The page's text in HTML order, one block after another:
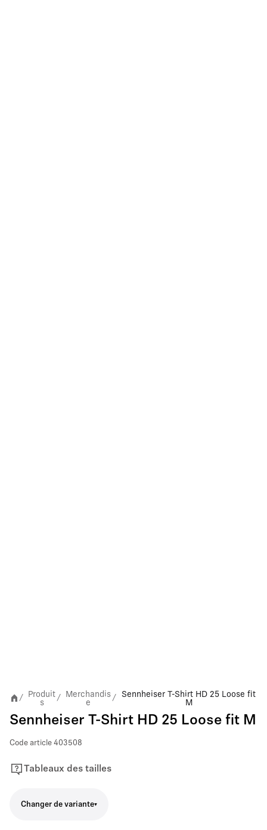
/
Produit
s
/
Merchandis
e
/
Sennheiser T-Shirt HD 25 Loose fit
M
Sennheiser T-Shirt HD 25 Loose fit M
Code article 403508
Tableaux des tailles
Changer de variante